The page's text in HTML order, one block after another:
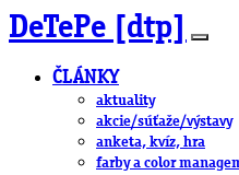
DeTePe [dtp]
ČLÁNKY
aktuality
akcie/súťaže/výstavy
anketa, kvíz, hra
farby a color